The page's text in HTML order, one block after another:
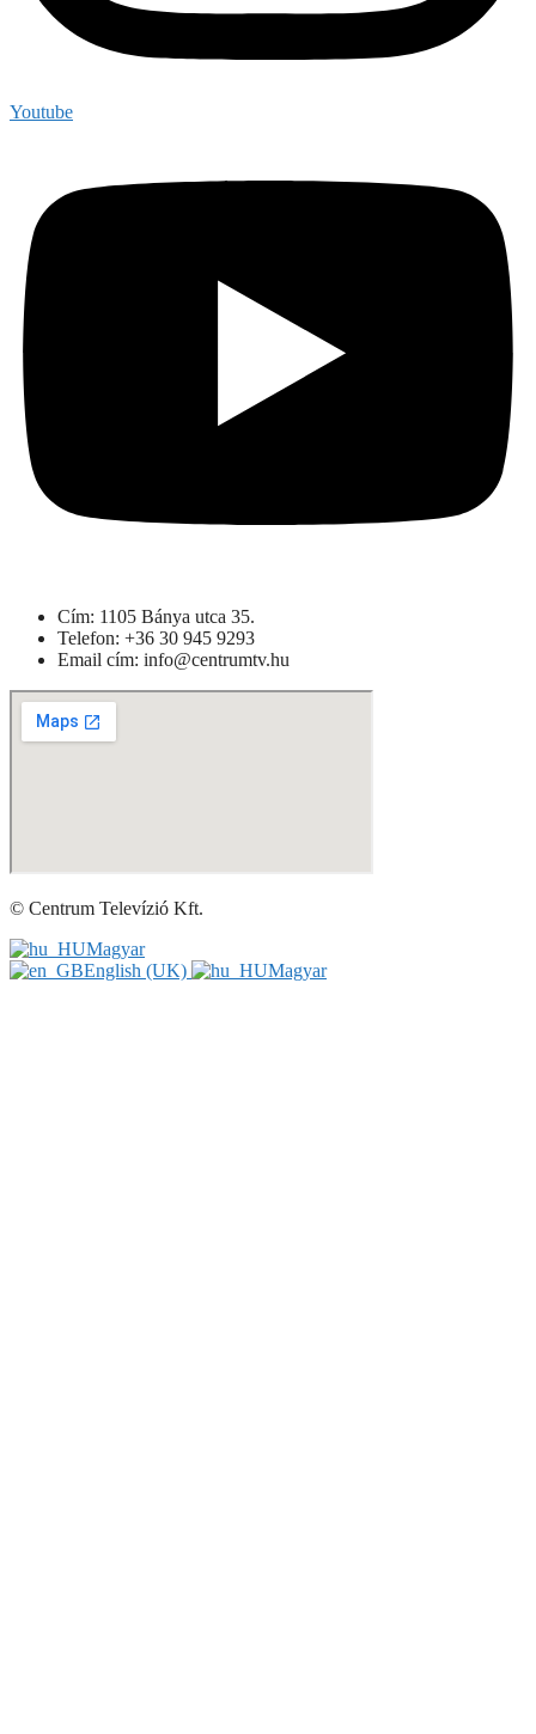
Youtube
Cím: 1105 Bánya utca 35.
Telefon: +36 30 945 9293
Email cím: info@centrumtv.hu
© Centrum Televízió Kft.
Magyar
English (UK)
Magyar